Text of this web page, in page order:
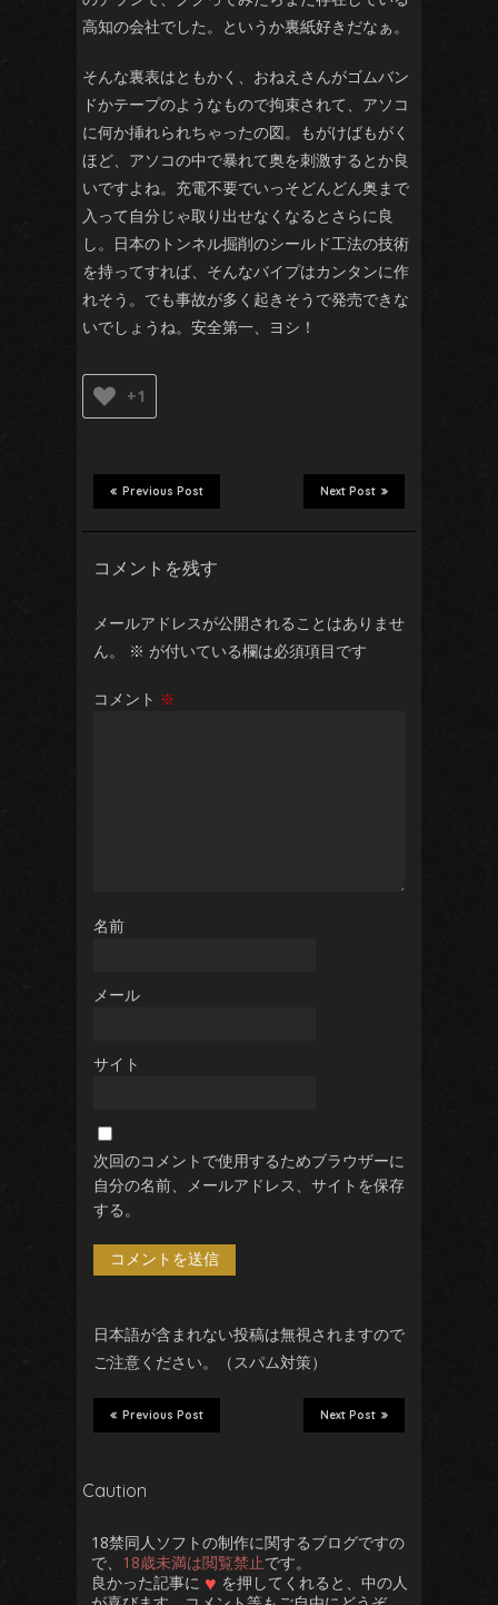
高知の会社でした。というか裏紙好きだなぁ。
そんな裏表はともかく、おねえさんがゴムバン
ドかテープのようなもので拘束されて、アソコ
に何か挿れられちゃったの図。もがけばもがく
ほど、アソコの中で暴れて奥を刺激するとか良
いですよね。充電不要でいっそどんどん奥まで
入って自分じゃ取り出せなくなるとさらに良
し。日本のトンネル掘削のシールド工法の技術
を持ってすれば、そんなバイプはカンタンに作
れそう。でも事故が多く起きそうで発売できな
いでしょうね。安全第一、ヨシ！
+1
Next Post
Previous Post
コメントを残す
メールアドレスが公開されることはありませ
ん。
※ が付いている欄は必須項目です
コメント ※
名前
メール
サイト
次回のコメントで使用するためブラウザーに
自分の名前、メールアドレス、サイトを保存
する。
日本語が含まれない投稿は無視されますので
ご注意ください。（スパム対策）
Next Post
Previous Post
Caution
18禁同人ソフトの制作に関するブログですの
で、 18歳未満は閲覧禁止です。
良かった記事に ♥ を押してくれると、中の人